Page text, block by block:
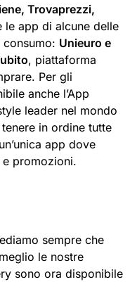
Trovaprezzi,
le app di alcune delle
Unieuro e
, piattaforma
Per gli
anche l’App
leader nel mondo
in ordine tutte
un’unica app dove
promozioni.
sempre che
le nostre
sono ora disponibile